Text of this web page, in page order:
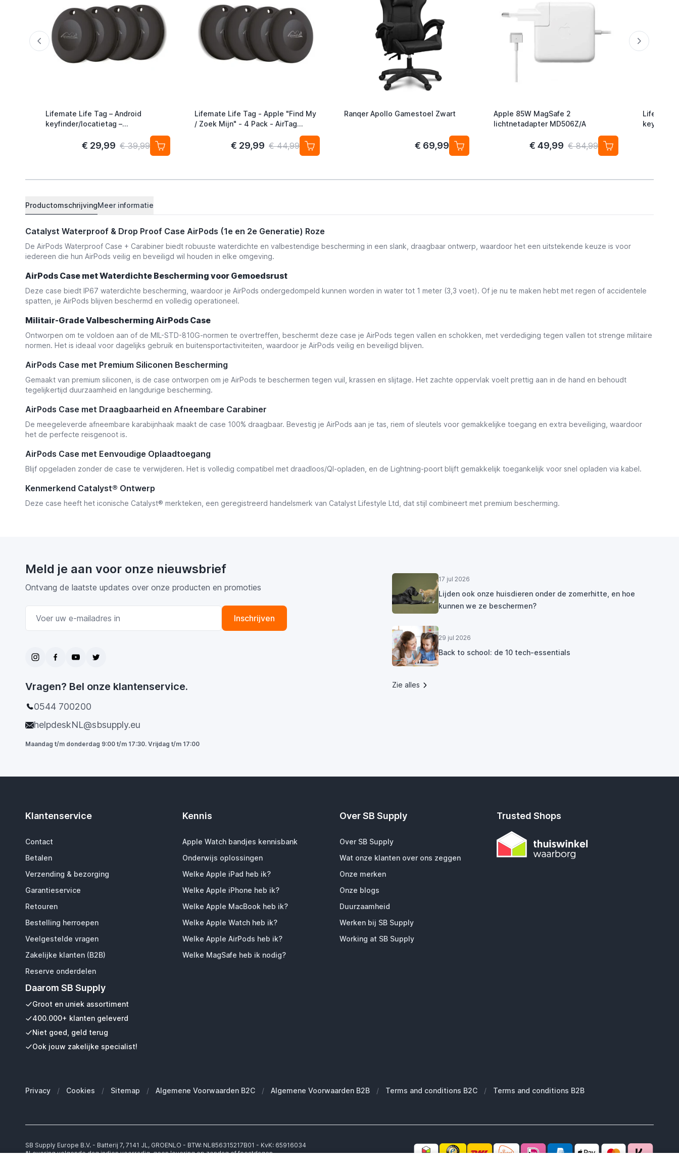
Lifemate Life Tag – Android
keyfinder/locatietag –
Android/Google Find My Device –
€ 29,99 € 39,99
Lifemate Life Tag - Apple "Find My
/ Zoek Mijn" - 4 Pack - AirTag
€ 29,99 € 44,99
Ranqer Apollo Gamestoel Zwart
€ 69,99
Apple 85W MagSafe 2
lichtnetadapter MD506Z/A
€ 49,99 € 84,99
Lifemate
ProductomschrijvingMeer informatie
Catalyst Waterproof & Drop Proof Case AirPods (1e en 2e Generatie) Roze
De AirPods Waterproof Case + Carabiner biedt robuuste waterdichte en valbestendige bescherming in een slank, draagbaar ontwerp, waardoor het een uitstekende keuze is voor
iedereen die hun AirPods veilig en beveiligd wil houden in elke omgeving.
AirPods Case met Waterdichte Bescherming voor Gemoedsrust
Deze case biedt IP67 waterdichte bescherming, waardoor je AirPods ondergedompeld kunnen worden in water tot 1 meter (3,3 voet). Of je nu te maken hebt met regen of accidentele
spatten, je AirPods blijven beschermd en volledig operationeel.
Militair-Grade Valbescherming AirPods Case
Ontworpen om te voldoen aan of de MIL-STD-810G-normen te overtreffen, beschermt deze case je AirPods tegen vallen en schokken, met verdediging tegen vallen tot strenge militaire
normen. Het is ideaal voor dagelijks gebruik en buitensportactiviteiten, waardoor je AirPods veilig en beveiligd blijven.
AirPods Case met Premium Siliconen Bescherming
Gemaakt van premium siliconen, is de case ontworpen om je AirPods te beschermen tegen vuil, krassen en slijtage. Het zachte oppervlak voelt prettig aan in de hand en behoudt
tegelijkertijd duurzaamheid en langdurige bescherming.
AirPods Case met Draagbaarheid en Afneembare Carabiner
De meegeleverde afneembare karabijnhaak maakt de case 100% draagbaar. Bevestig je AirPods aan je tas, riem of sleutels voor gemakkelijke toegang en extra beveiliging, waardoor
het de perfecte reisgenoot is.
AirPods Case met Eenvoudige Oplaadtoegang
Blijf opgeladen zonder de case te verwijderen. Het is volledig compatibel met draadloos/QI-opladen, en de Lightning-poort blijft gemakkelijk toegankelijk voor snel opladen via kabel.
Kenmerkend Catalyst® Ontwerp
Deze case heeft het iconische Catalyst® merkteken, een geregistreerd handelsmerk van Catalyst Lifestyle Ltd, dat stijl combineert met premium bescherming.
Meld je aan voor onze nieuwsbrief
Ontvang de laatste updates over onze producten en promoties
Inschrijven
Vragen? Bel onze klantenservice.
0544 700200
helpdeskNL@sbsupply.eu
Maandag t/m donderdag 9:00 t/m 17:30. Vrijdag t/m 17:00
17 jul 2026
Lijden ook onze huisdieren onder de zomerhitte, en hoe
kunnen we ze beschermen?
29 jul 2026
Back to school: de 10 tech-essentials
Zie alles
Klantenservice
Contact
Betalen
Verzending & bezorging
Garantieservice
Retouren
Bestelling herroepen
Veelgestelde vragen
Zakelijke klanten (B2B)
Reserve onderdelen
Daarom SB Supply
Groot en uniek assortiment
400.000+ klanten geleverd
Niet goed, geld terug
Ook jouw zakelijke specialist!
Kennis
Apple Watch bandjes kennisbank
Onderwijs oplossingen
Welke Apple iPad heb ik?
Welke Apple iPhone heb ik?
Welke Apple MacBook heb ik?
Welke Apple Watch heb ik?
Welke Apple AirPods heb ik?
Welke MagSafe heb ik nodig?
Over SB Supply
Over SB Supply
Wat onze klanten over ons zeggen
Onze merken
Onze blogs
Duurzaamheid
Werken bij SB Supply
Working at SB Supply
Trusted Shops
Privacy / Cookies / Sitemap / Algemene Voorwaarden B2C / Algemene Voorwaarden B2B / Terms and conditions B2C / Terms and conditions B2B
SB Supply Europe B.V. - Batterij 7, 7141 JL, GROENLO - BTW: NL856315217B01 - KvK: 65916034
*Levering volgende dag indien voorradig, geen levering op zondag of feestdagen.